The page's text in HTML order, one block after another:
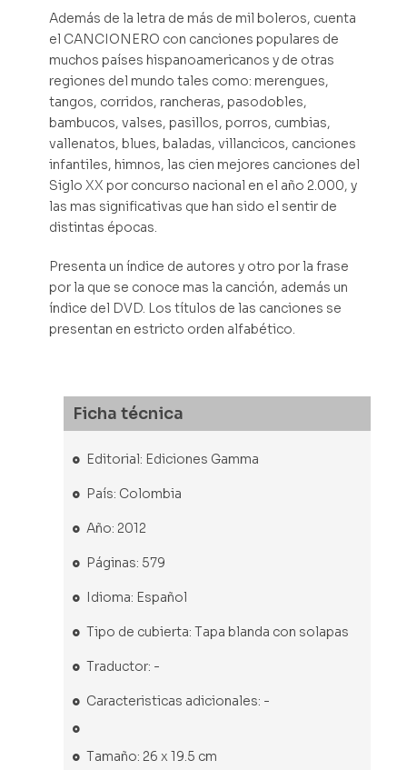
Además de la letra de más de mil boleros, cuenta
el CANCIONERO con canciones populares de
muchos países hispanoamericanos y de otras
regiones del mundo tales como: merengues,
tangos, corridos, rancheras, pasodobles,
bambucos, valses, pasillos, porros, cumbias,
vallenatos, blues, baladas, villancicos, canciones
infantiles, himnos, las cien mejores canciones del
Siglo XX por concurso nacional en el año 2.000, y
las mas significativas que han sido el sentir de
distintas épocas.
Presenta un índice de autores y otro por la frase
por la que se conoce mas la canción, además un
índice del DVD. Los títulos de las canciones se
presentan en estricto orden alfabético.
Ficha técnica
Editorial: Ediciones Gamma
País: Colombia
Año: 2012
Páginas: 579
Idioma: Español
Tipo de cubierta: Tapa blanda con solapas
Traductor: -
Caracteristicas adicionales: -
Tamaño: 26 x 19.5 cm